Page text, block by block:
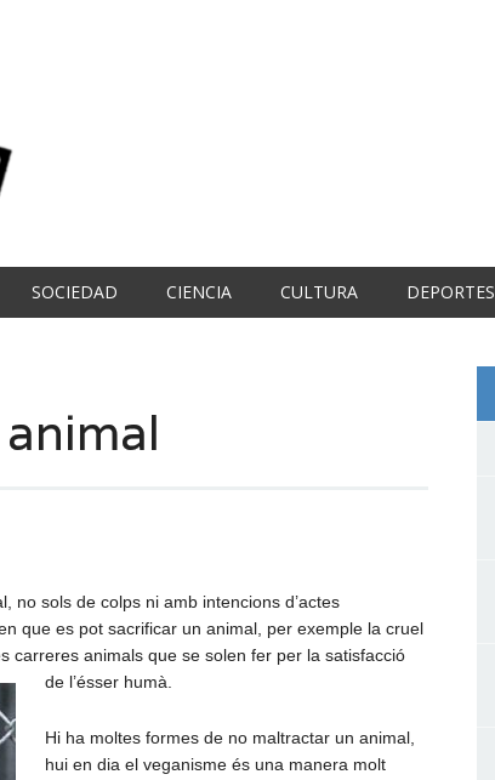
SOCIEDAD CIENCIA CULTURA DEPORTES
no sols de colps ni amb intencions d’actes
que es pot sacrificar un animal, per exemple la cruel
carreres animals que se solen fer per la satisfacció
de l’ésser humà.
Hi ha moltes formes de no maltractar un animal,
hui en dia el veganisme és una manera molt